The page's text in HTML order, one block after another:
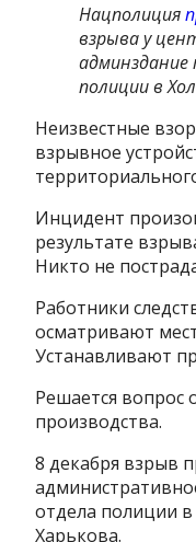
Нацполиция
взрыва у
полиции в
Неизвестные
взрывное
Инцидент
результате
Никто не
Работники
осматривают
Устанавливают
Решается вопрос
производства.
8 декабря взрыв
отдела полиции
Харькова.